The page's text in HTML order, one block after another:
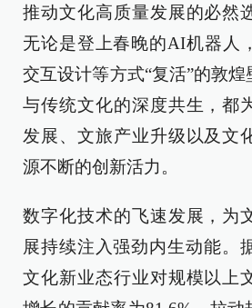
推动文化高质量发展的必然
无论是登上春晚的AI机器人
交互设计等方式“复活”的敦
与传统文化的深度共生，都
发展、文旅产业升级以及文
源不断的创新活力。
数字化技术的飞速发展，为
展持续注入强劲内生动能。
文化新业态行业对规模以上